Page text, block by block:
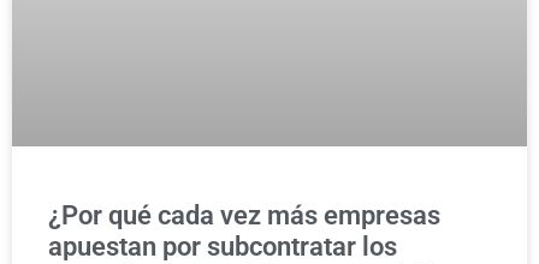
¿Por qué cada vez más empresas
apuestan por subcontratar los